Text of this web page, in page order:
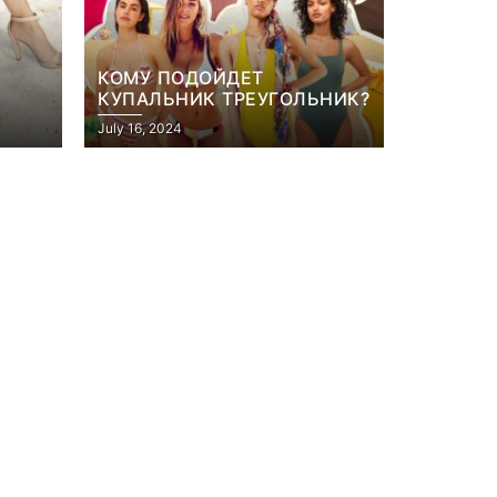
КОМУ ПОДОЙДЕТ
КУПАЛЬНИК ТРЕУГОЛЬНИК?
July 16, 2024